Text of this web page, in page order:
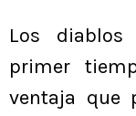
Los
primer
ventaja que